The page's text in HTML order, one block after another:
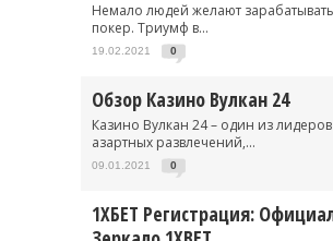
Немало людей желают
покер. Триумф в...
19.02.2021 0
Обзор Казино Вулкан 24
Казино Вулкан 24 – один из
азартных развлечений,...
09.01.2021 0
1ХБЕТ Регистрация: